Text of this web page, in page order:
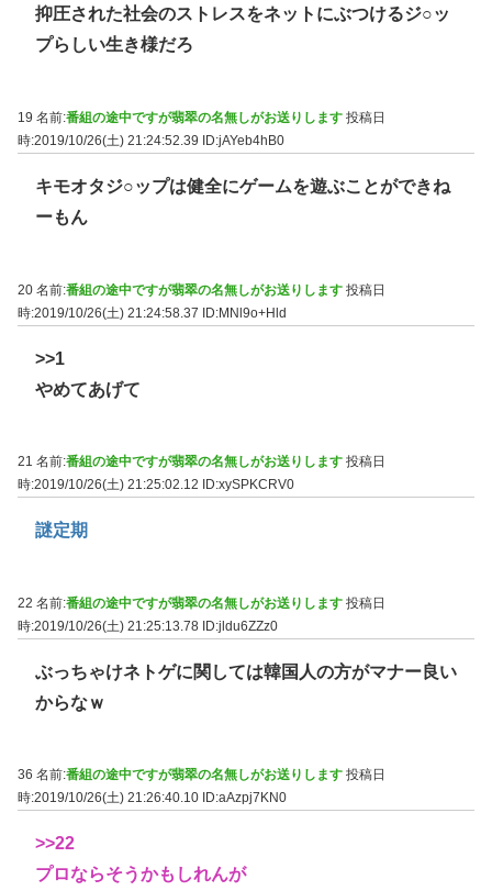
抑圧された社会のストレスをネットにぶつけるジ○ッ
プらしい生き様だろ
19 名前:番組の途中ですが翡翠の名無しがお送りします 投稿日
時:2019/10/26(土) 21:24:52.39
ID:jAYeb4hB0
キモオタジ○ップは健全にゲームを遊ぶことができね
ーもん
20 名前:番組の途中ですが翡翠の名無しがお送りします 投稿日
時:2019/10/26(土) 21:24:58.37 ID:MNl9o+Hld
>>1
やめてあげて
21 名前:番組の途中ですが翡翠の名無しがお送りします 投稿日
時:2019/10/26(土) 21:25:02.12
ID:xySPKCRV0
謎定期
22 名前:番組の途中ですが翡翠の名無しがお送りします 投稿日
時:2019/10/26(土) 21:25:13.78 ID:jldu6ZZz0
ぶっちゃけネトゲに関しては韓国人の方がマナー良い
からなｗ
36 名前:番組の途中ですが翡翠の名無しがお送りします 投稿日
時:2019/10/26(土) 21:26:40.10 ID:aAzpj7KN0
>>22
プロならそうかもしれんが